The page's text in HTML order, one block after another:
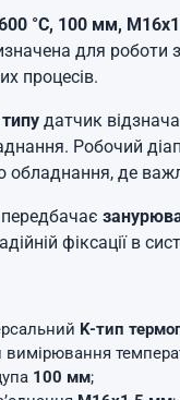
°C, 100 мм,
для роботи
процесів.
датчик
Робочий
обладнання, де
фіксації в
K-тип
100 мм;